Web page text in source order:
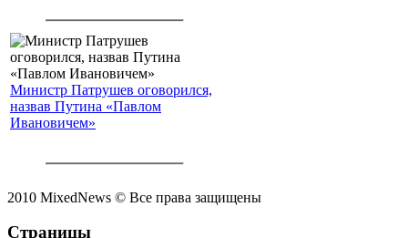
Министр Патрушев оговорился,
назвав Путина «Павлом
Ивановичем»
2010 MixedNews © Все права защищены
Страницы